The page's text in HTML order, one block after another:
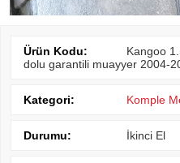
Ürün Kodu:
Kangoo
dolu garantili muayyer 2004-
Kategori: Komple
Durumu: İkinci El